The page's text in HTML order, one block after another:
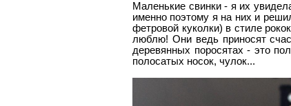
Маленькие свинки - я их
именно поэтому я на них и
фетровой куколки) в стиле
люблю! Они ведь приносят
деревянных поросятах - это
полосатых носок, чулок...